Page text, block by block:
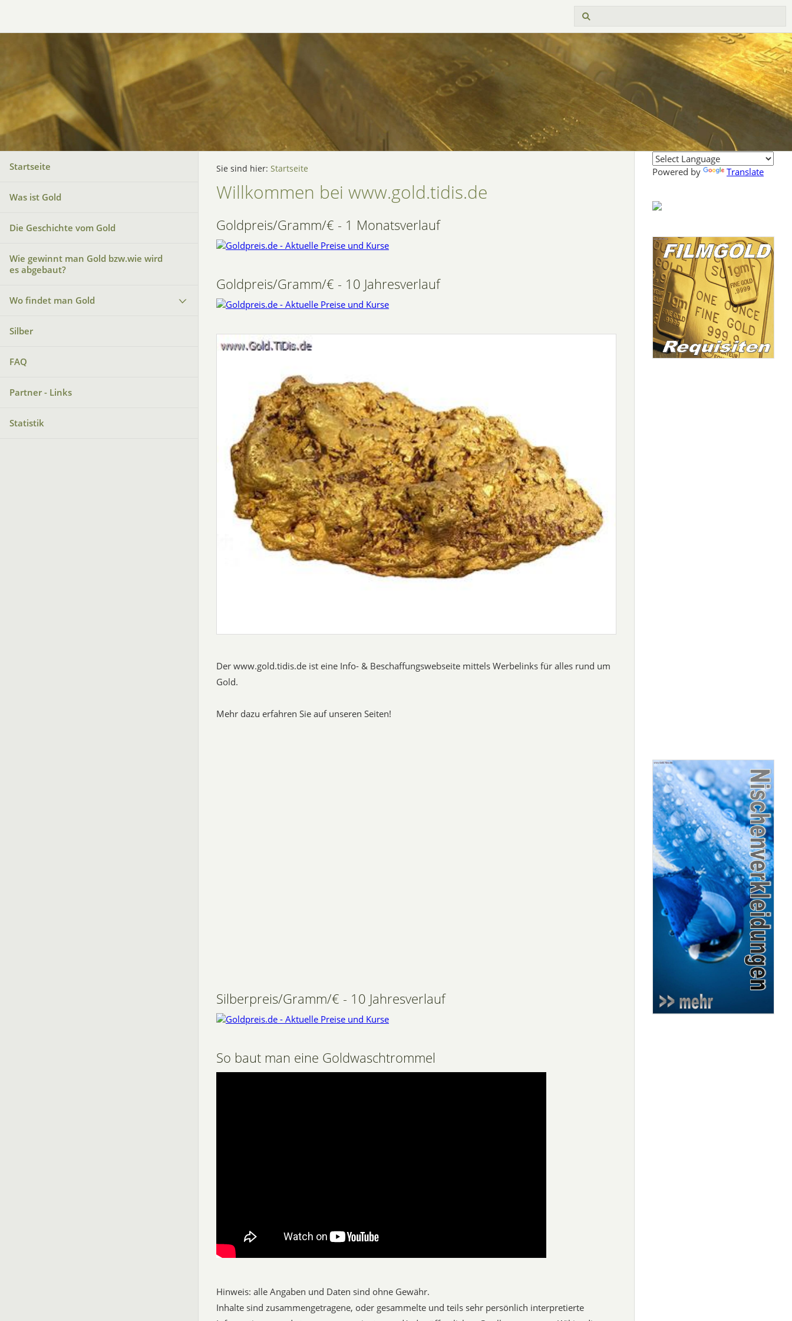
Startseite
Was ist Gold
Die Geschichte vom Gold
Wie gewinnt man Gold bzw.wie wird
es abgebaut?
Wo findet man Gold
Silber
FAQ
Partner - Links
Statistik
Sie sind hier: Startseite
Willkommen bei www.gold.tidis.de
Goldpreis/Gramm/€ - 1 Monatsverlauf
Goldpreis/Gramm/€ - 10 Jahresverlauf
Der www.gold.tidis.de ist eine Info- & Beschaffungswebseite mittels Werbelinks für alles rund um
Gold.
Mehr dazu erfahren Sie auf unseren Seiten!
Silberpreis/Gramm/€ - 10 Jahresverlauf
So baut man eine Goldwaschtrommel
Hinweis: alle Angaben und Daten sind ohne Gewähr.
Inhalte sind zusammengetragene, oder gesammelte und teils sehr persönlich interpretierte
Powered by Translate